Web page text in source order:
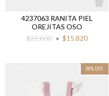
4237063 RANITA PIEL
OREJITAS OSO
$22.600
$15.820
30% OFF